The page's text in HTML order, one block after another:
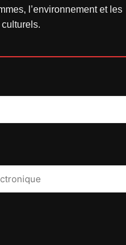
l’environnement et les